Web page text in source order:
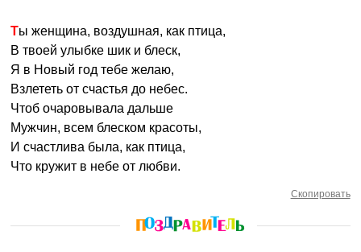
Ты женщина, воздушная, как птица,
В твоей улыбке шик и блеск,
Я в Новый год тебе желаю,
Взлететь от счастья до небес.
Чтоб очаровывала дальше
Мужчин, всем блеском красоты,
И счастлива была, как птица,
Что кружит в небе от любви.
Скопировать